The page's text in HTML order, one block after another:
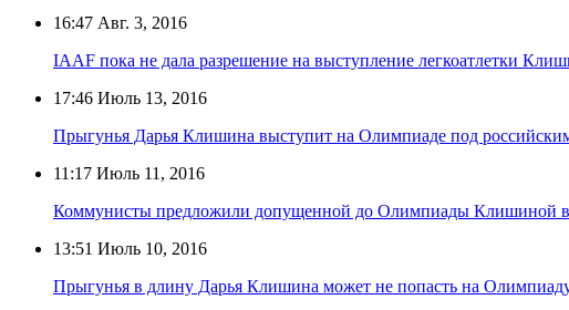
16:47 Авг. 3, 2016
IAAF пока не дала разрешение на выступление легкоатлетки
17:46 Июль 13, 2016
Прыгунья Дарья Клишина выступит на Олимпиаде под
11:17 Июль 11, 2016
Коммунисты предложили допущенной до Олимпиады Клишиной
13:51 Июль 10, 2016
Прыгунья в длину Дарья Клишина может не попасть на